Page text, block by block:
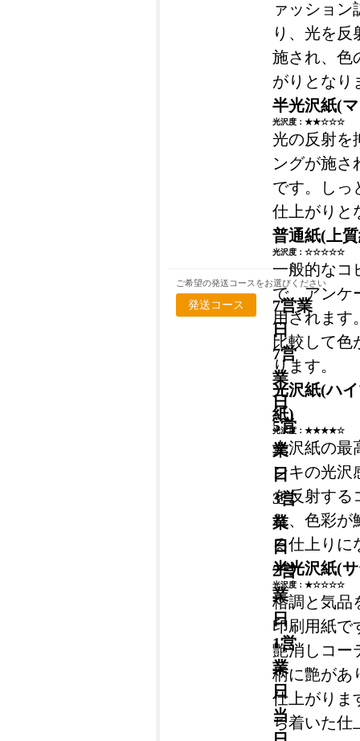
ァッション
り、光を反
施され、色
がりとなり
半光沢紙(
光沢度：★★☆☆☆
光の反射を
ングが施さ
です。しっ
仕上がりと
普通紙(上
光沢度：☆☆☆☆☆
一般的なコ
で、アンケ
用されます
比較して色
ります。
光沢紙(ハ
紙)
光沢度：★★★★☆
光沢紙の最
ンキの光沢
を反射する
れ、色彩が
る仕上りに
半光沢紙(
光沢度：★☆☆☆☆
格調と気品
印刷用紙で
艶消しコー
柄に艶があ
仕上がりま
ち着いた仕
ご希望の発送コースをお選びください
発送コース
7営業
日
7営
業
日
5営
業
日
3営
業
日
2営
業
日
1営
業
日
当